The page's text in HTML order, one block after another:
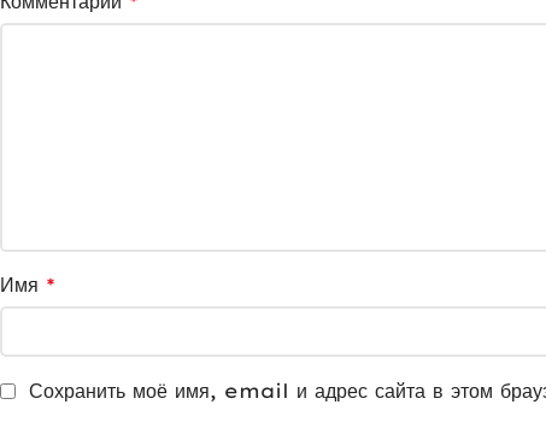
Имя *
Сохранить моё имя, email и адрес сайта в этом